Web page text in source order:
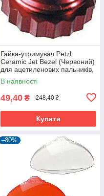
Гайка-утримувач Petzl
Ceramic Jet Bezel (Червоний)
для ацетиленових пальників,
10 г, CE
В наявності
49,40 ₴ 248,40 ₴
Купити
–80%